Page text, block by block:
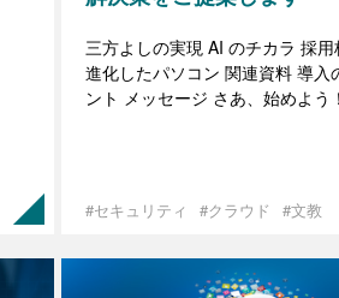
三方よしの実現 AI のチカラ 採
進化したパソコン 関連資料 導入
ント メッセージ さあ、始めよう
#セキュリティ #クラウド #文教